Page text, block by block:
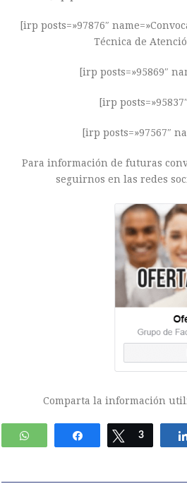
[irp posts=»97876″
Técnica de
[irp posts=»95869″
[irp
[irp posts=»97567″
Para información de futuras
seguirnos en las redes
Comparta la información
WhatsApp Compartir Twittear
3